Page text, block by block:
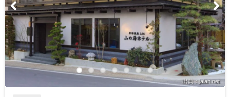
出典：jalan.net